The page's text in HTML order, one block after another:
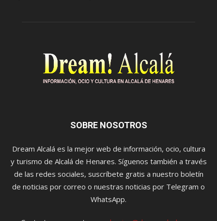
SOBRE NOSOTROS
Dream Alcalá es la mejor web de información, ocio, cultura
y turismo de Alcalá de Henares. Síguenos también a través
de las redes sociales, suscríbete gratis a nuestro boletín
de noticias por correo o nuestras noticias por Telegram o
WhatsApp.